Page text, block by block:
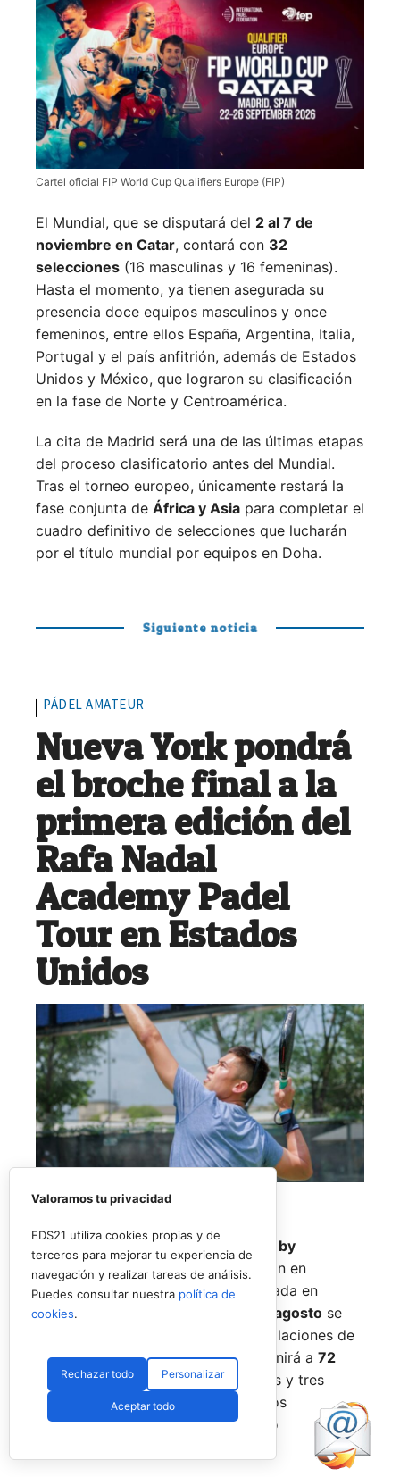
Cartel oficial FIP World Cup Qualifiers Europe (FIP)
El Mundial, que se disputará del 2 al 7 de
noviembre en Catar, contará con 32
selecciones (16 masculinas y 16 femeninas).
Hasta el momento, ya tienen asegurada su
presencia doce equipos masculinos y once
femeninos, entre ellos España, Argentina, Italia,
Portugal y el país anfitrión, además de Estados
Unidos y México, que lograron su clasificación
en la fase de Norte y Centroamérica.
La cita de Madrid será una de las últimas etapas
del proceso clasificatorio antes del Mundial.
Tras el torneo europeo, únicamente restará la
fase conjunta de África y Asia para completar el
cuadro definitivo de selecciones que lucharán
por el título mundial por equipos en Doha.
Siguiente noticia
PÁDEL AMATEUR
Nueva York pondrá
el broche final a la
primera edición del
Rafa Nadal
Academy Padel
Tour en Estados
Unidos
El Rafa Nadal Academy Padel Tour by
Playtomiccerrará su primera edición en
Estados Unidos con una última parada en
Nueva York
14 al 16 de agosto se
disputará el torneo final en las instalaciones de
Reserve Hudson Yards. La cita reunirá a 72
jugadores, repartidos en 36 parejas y tres
categorías, para decidir a los últimos
campeones del circuito en territorio
Valoramos tu privacidad
EDS21 utiliza cookies propias y de
terceros para mejorar tu experiencia de
navegación y realizar tareas de análisis.
Puedes consultar nuestra política de
cookies.
Rechazar todo Personalizar
Aceptar todo